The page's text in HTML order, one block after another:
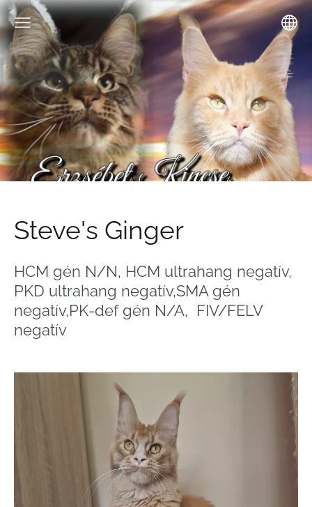
Steve's Ginger
HCM gén N/N, HCM ultrahang negatív,
PKD ultrahang negatív,SMA gén
negatív,PK-def gén N/A, FIV/FELV
negatív